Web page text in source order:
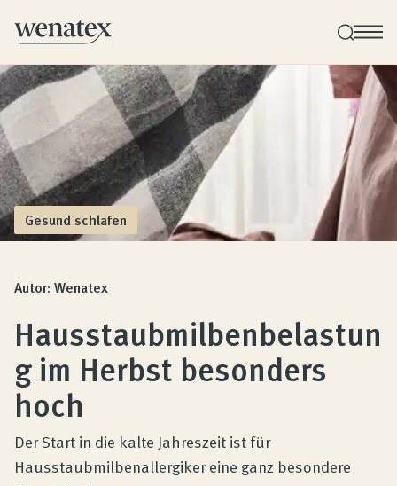
Wenatex Schlafberatung
Produktberatung zu Hause, im Store oder online!
Produkte
Qualität und Garantie
Kundenbewertungen
Produktberatung
Unternehmen
Gesund schlafen
Autor: Wenatex
Hausstaubmilbenbelastun
g im Herbst besonders
hoch
Der Start in die kalte Jahreszeit ist für
Hausstaubmilbenallergiker eine ganz besondere